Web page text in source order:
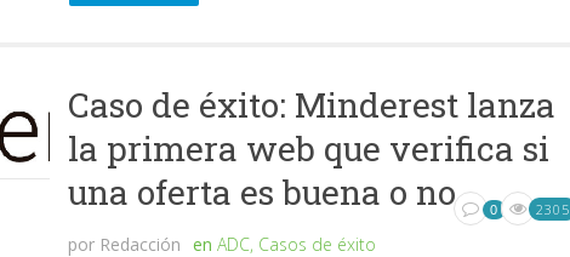
Caso de éxito: Minderest lanza
la primera web que verifica si
una oferta es buena o no
por Redacción en ADC, Casos de éxito
0 2305